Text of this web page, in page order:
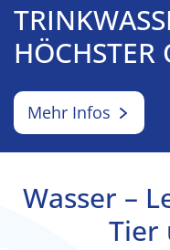
HÖCHSTER
Mehr Infos
Wasser –
Tier